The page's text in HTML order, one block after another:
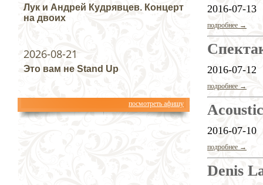
2016-07-13
подробнее →
2016-07-12
подробнее →
2016-07-10
подробнее →
Denis
Лук и Андрей Кудрявцев. Концерт
на двоих
2026-08-21
Это вам не Stand Up
посмотреть афишу